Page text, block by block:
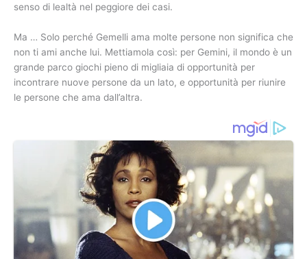
senso di lealtà nel peggiore dei casi.
Ma … Solo perché Gemelli ama molte persone non significa che
non ti ami anche lui. Mettiamola così: per Gemini, il mondo è un
grande parco giochi pieno di migliaia di opportunità per
incontrare nuove persone da un lato, e opportunità per riunire
le persone che ama dall’altra.